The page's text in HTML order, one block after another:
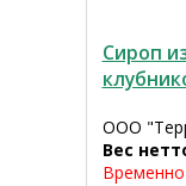
Сироп
ООО
Вес